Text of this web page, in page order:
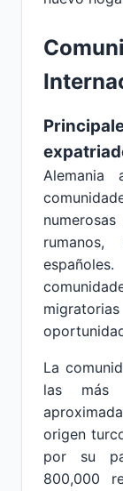
Alemania
La
las más
origen
por su
800,000